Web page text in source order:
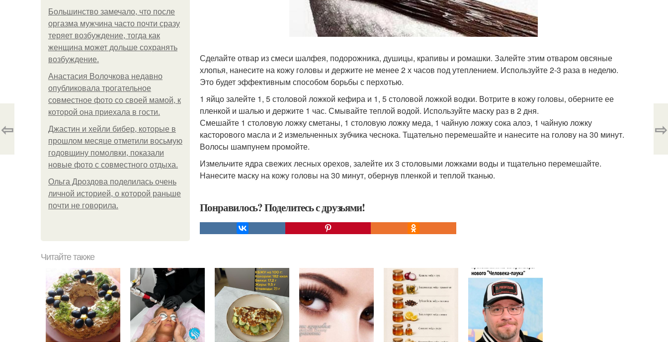
Большинство замечало, что после
оргазма мужчина часто почти сразу
теряет возбуждение, тогда как
женщина может дольше сохранять
возбуждение.
Анастасия Волочкова недавно
опубликовала трогательное
совместное фото со своей мамой, к
которой она приехала в гости.
Джастин и хейли бибер, которые в
прошлом месяце отметили восьмую
годовщину помолвки, показали
новые фото с совместного отдыха.
Ольга Дроздова поделилась очень
личной историей, о которой раньше
почти не говорила.
Сделайте отвар из смеси шалфея, подорожника, душицы, крапивы и ромашки. Залейте этим отваром овсяные
хлопья, нанесите на кожу головы и держите не менее 2 х часов под утеплением. Используйте 2-3 раза в неделю.
Это будет эффективным способом борьбы с перхотью.
1 яйцо залейте 1, 5 столовой ложкой кефира и 1, 5 столовой ложкой водки. Вотрите в кожу головы, оберните ее
пленкой и шалью и держите 1 час. Смывайте теплой водой. Используйте маску раз в 2 дня.
Смешайте 1 столовую ложку сметаны, 1 столовую ложку меда, 1 чайную ложку сока алоэ, 1 чайную ложку
касторового масла и 2 измельченных зубчика чеснока. Тщательно перемешайте и нанесите на голову на 30 минут.
Волосы шампунем промойте.
Измельчите ядра свежих лесных орехов, залейте их 3 столовыми ложками воды и тщательно перемешайте.
Нанесите маску на кожу головы на 30 минут, обернув пленкой и теплой тканью.
Понравилось? Поделитесь с друзьями!
⇦ ⇨
Читайте также